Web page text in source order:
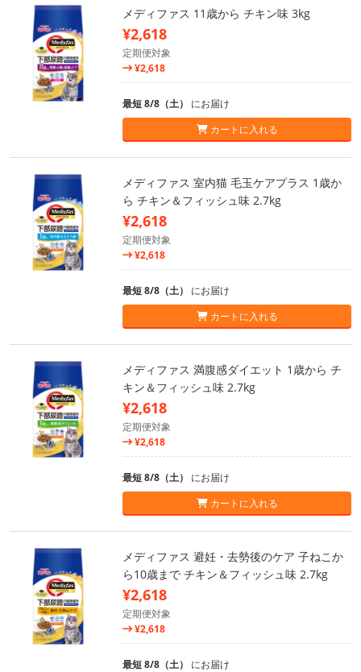
メディファス 11歳から チキン味 3kg
¥2,618
定期便対象
¥2,618
最短 8/8（土） にお届け
カートに入れる
メディファス 室内猫 毛玉ケアプラス 1歳か
ら チキン＆フィッシュ味 2.7kg
¥2,618
定期便対象
¥2,618
最短 8/8（土） にお届け
カートに入れる
メディファス 満腹感ダイエット 1歳から チ
キン＆フィッシュ味 2.7kg
¥2,618
定期便対象
¥2,618
最短 8/8（土） にお届け
カートに入れる
メディファス 避妊・去勢後のケア 子ねこか
ら10歳まで チキン＆フィッシュ味 2.7kg
¥2,618
定期便対象
¥2,618
最短 8/8（土） にお届け